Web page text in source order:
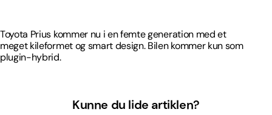
Toyota Prius kommer nu i en femte generation med et
meget kileformet og smart design. Bilen kommer kun som
plugin-hybrid.
Kunne du lide artiklen?